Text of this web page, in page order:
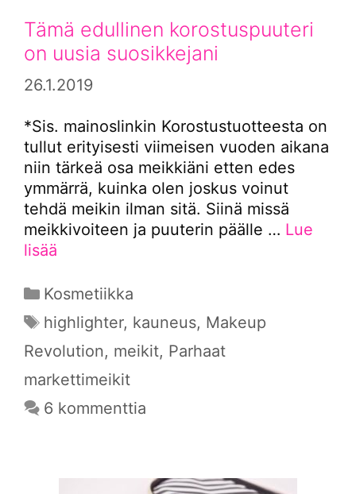
Tämä edullinen korostuspuuteri
on uusia suosikkejani
26.1.2019
*Sis. mainoslinkin Korostustuotteesta on
tullut erityisesti viimeisen vuoden aikana
niin tärkeä osa meikkiäni etten edes
ymmärrä, kuinka olen joskus voinut
tehdä meikin ilman sitä. Siinä missä
meikkivoiteen ja puuterin päälle … Lue
lisää
Kategoriat
Kosmetiikka
Avainsanat
highlighter, kauneus, Makeup
Revolution, meikit, Parhaat
markettimeikit
6 kommenttia